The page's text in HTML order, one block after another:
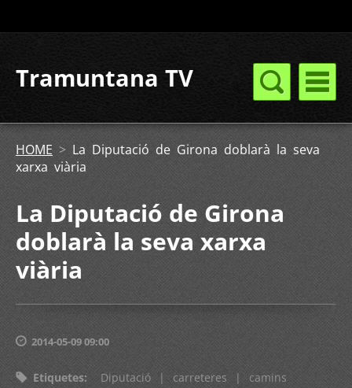
Tramuntana TV
HOME > La Diputació de Girona doblarà la seva
xarxa viària
La Diputació de Girona
doblarà la seva xarxa
viària
2014-05-09 09:00
Etiquetes: Diputació | carreteres | camins